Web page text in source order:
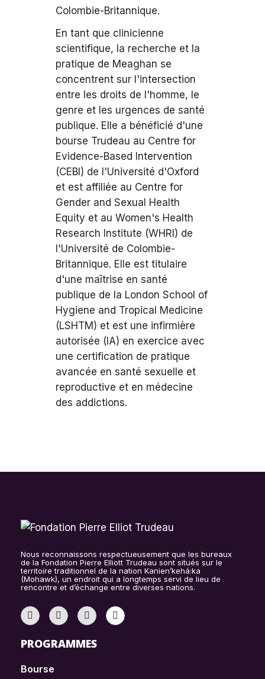
Colombie-Britannique.
En tant que clinicienne
scientifique, la recherche et la
pratique de Meaghan se
concentrent sur l'intersection
entre les droits de l'homme, le
genre et les urgences de santé
publique. Elle a bénéficié d'une
bourse Trudeau au Centre for
Evidence-Based Intervention
(CEBI) de l'Université d'Oxford
et est affiliée au Centre for
Gender and Sexual Health
Equity et au Women's Health
Research Institute (WHRI) de
l'Université de Colombie-
Britannique. Elle est titulaire
d'une maîtrise en santé
publique de la London School of
Hygiene and Tropical Medicine
(LSHTM) et est une infirmière
autorisée (IA) en exercice avec
une certification de pratique
avancée en santé sexuelle et
reproductive et en médecine
des addictions.
Nous reconnaissons respectueusement que les bureaux
de la Fondation Pierre Elliott Trudeau sont situés sur le
territoire traditionnel de la nation Kanien’kehá:ka
(Mohawk), un endroit qui a longtemps servi de lieu de
rencontre et d’échange entre diverses nations.
PROGRAMMES
Bourse